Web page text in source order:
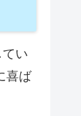
い
喜ば